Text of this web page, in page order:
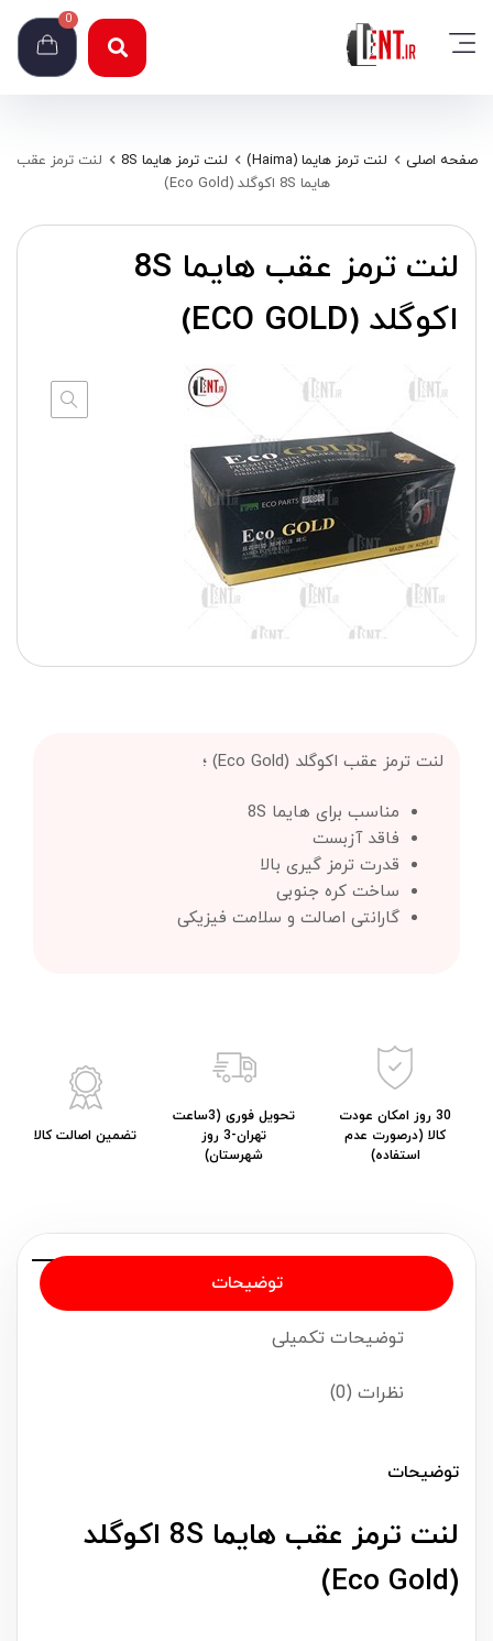
0
صفحه اصلی لنت ترمز هایما (Haima) لنت ترمز هایما 8S
لنت ترمز عقب
هایما 8S اکوگلد (Eco Gold)
لنت ترمز عقب هایما 8S
اکوگلد (ECO GOLD)
لنت ترمز عقب اکوگلد (Eco Gold) ؛
مناسب برای هایما 8S
فاقد آزبست
قدرت ترمز گیری بالا
ساخت کره جنوبی
گارانتی اصالت و سلامت فیزیکی
30 روز امکان عودت
کالا (درصورت عدم
استفاده)
تحویل فوری (3ساعت
تهران-3 روز
شهرستان)
تضمین اصالت کالا
توضیحات
توضیحات تکمیلی
نظرات (0)
توضیحات
لنت ترمز عقب هایما 8S اکوگلد
(Eco Gold)